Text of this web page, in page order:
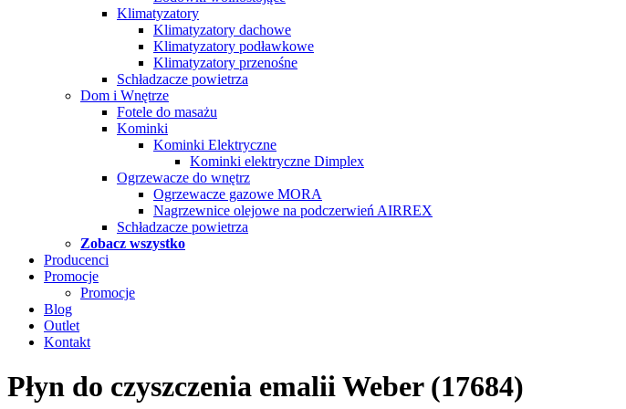
Klimatyzatory
Klimatyzatory dachowe
Klimatyzatory podławkowe
Klimatyzatory przenośne
Schładzacze powietrza
Dom i Wnętrze
Fotele do masażu
Kominki
Kominki Elektryczne
Kominki elektryczne Dimplex
Ogrzewacze do wnętrz
Ogrzewacze gazowe MORA
Nagrzewnice olejowe na podczerwień AIRREX
Schładzacze powietrza
Zobacz wszystko
Producenci
Promocje
Promocje
Blog
Outlet
Kontakt
Płyn do czyszczenia emalii Weber (17684)